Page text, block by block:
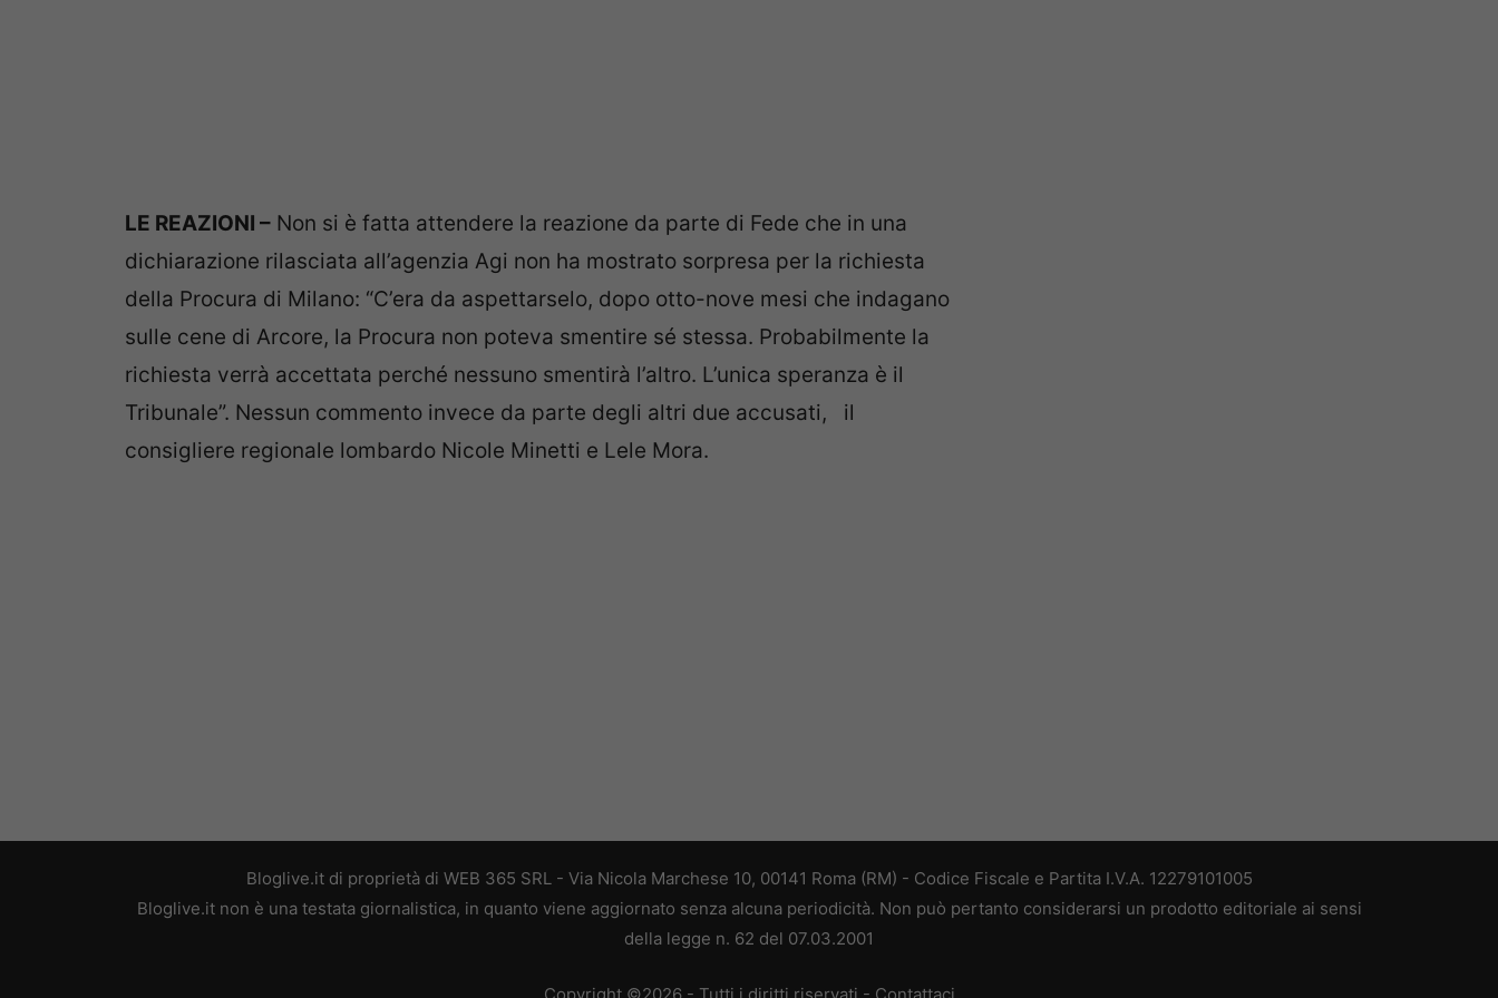
LE REAZIONI – Non si è fatta attendere la reazione da parte di Fede che in una
dichiarazione rilasciata all’agenzia Agi non ha mostrato sorpresa per la richiesta
della Procura di Milano: “C’era da aspettarselo, dopo otto-nove mesi che indagano
sulle cene di Arcore, la Procura non poteva smentire sé stessa. Probabilmente la
richiesta verrà accettata perché nessuno smentirà l’altro. L’unica speranza è il
Tribunale”. Nessun commento invece da parte degli altri due accusati, il
consigliere regionale lombardo Nicole Minetti e Lele Mora.
Bloglive.it di proprietà di WEB 365 SRL - Via Nicola Marchese 10, 00141 Roma (RM) - Codice Fiscale e Partita I.V.A. 12279101005
Bloglive.it non è una testata giornalistica, in quanto viene aggiornato senza alcuna periodicità. Non può pertanto considerarsi un prodotto editoriale ai sensi
della legge n. 62 del 07.03.2001
Copyright ©2026 - Tutti i diritti riservati - Contattaci